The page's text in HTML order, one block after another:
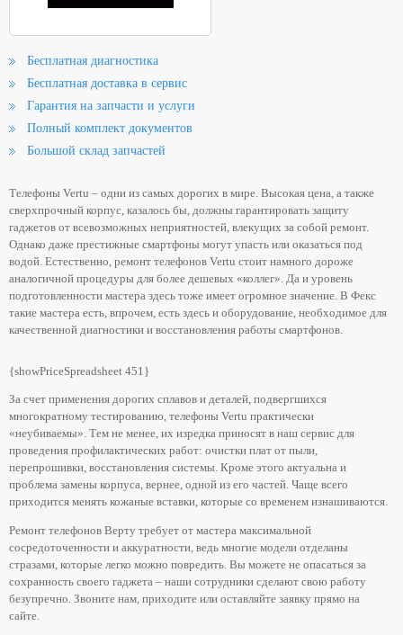
Бесплатная диагностика
Бесплатная доставка в сервис
Гарантия на запчасти и услуги
Полный комплект документов
Большой склад запчастей
Телефоны Vertu – одни из самых дорогих в мире. Высокая цена, а также
сверхпрочный корпус, казалось бы, должны гарантировать защиту
гаджетов от всевозможных неприятностей, влекущих за собой ремонт.
Однако даже престижные смартфоны могут упасть или оказаться под
водой. Естественно, ремонт телефонов Vertu стоит намного дороже
аналогичной процедуры для более дешевых «коллег». Да и уровень
подготовленности мастера здесь тоже имеет огромное значение. В Фекс
такие мастера есть, впрочем, есть здесь и оборудование, необходимое для
качественной диагностики и восстановления работы смартфонов.
{showPriceSpreadsheet 451}
За счет применения дорогих сплавов и деталей, подвергшихся
многократному тестированию, телефоны Vertu практически
«неубиваемы». Тем не менее, их изредка приносят в наш сервис для
проведения профилактических работ: очистки плат от пыли,
перепрошивки, восстановления системы. Кроме этого актуальна и
проблема замены корпуса, вернее, одной из его частей. Чаще всего
приходится менять кожаные вставки, которые со временем изнашиваются.
Ремонт телефонов Верту требует от мастера максимальной
сосредоточенности и аккуратности, ведь многие модели отделаны
стразами, которые легко можно повредить. Вы можете не опасаться за
сохранность своего гаджета – наши сотрудники сделают свою работу
безупречно. Звоните нам, приходите или оставляйте заявку прямо на
сайте.